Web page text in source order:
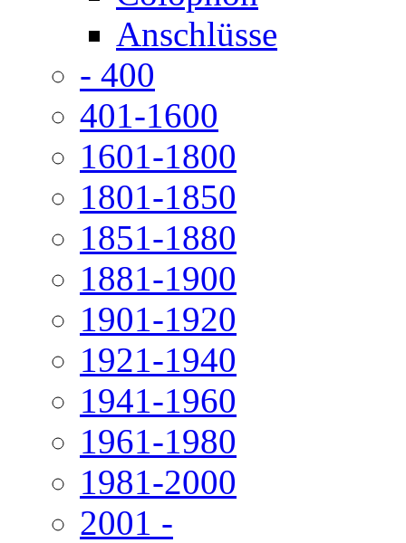
Anschlüsse
- 400
401-1600
1601-1800
1801-1850
1851-1880
1881-1900
1901-1920
1921-1940
1941-1960
1961-1980
1981-2000
2001 -